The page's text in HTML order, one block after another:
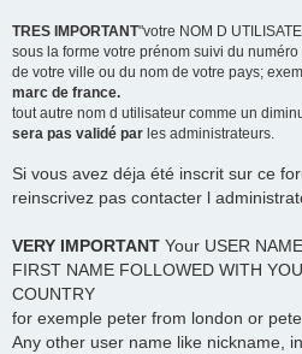
TRES IMPORTANT"votre NOM D
sous la forme votre prénom suivi du
de votre ville ou du nom de votre pays;
marc de france.
tout autre nom d utilisateur comme un
sera pas validé par les administrateurs.
Si vous avez déja été inscrit sur ce
reinscrivez pas contacter l
VERY IMPORTANT Your USER
FIRST NAME FOLLOWED WITH
COUNTRY
for exemple peter from london or
Any other user name like nickname,